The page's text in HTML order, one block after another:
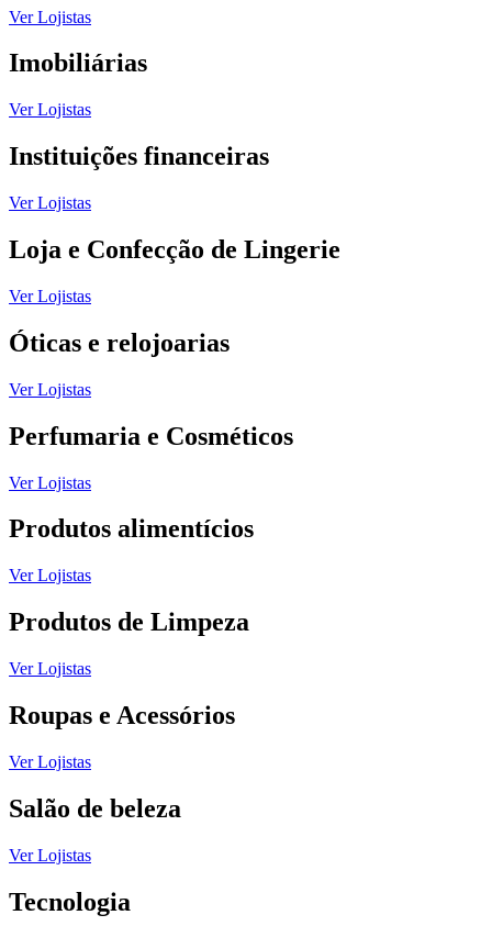
Ver Lojistas
Imobiliárias
Ver Lojistas
Instituições financeiras
Ver Lojistas
Loja e Confecção de Lingerie
Ver Lojistas
Óticas e relojoarias
Ver Lojistas
Perfumaria e Cosméticos
Ver Lojistas
Produtos alimentícios
Ver Lojistas
Produtos de Limpeza
Ver Lojistas
Roupas e Acessórios
Ver Lojistas
Salão de beleza
Ver Lojistas
Tecnologia